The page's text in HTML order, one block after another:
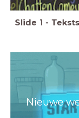
Slide 1 -
Nieuwe